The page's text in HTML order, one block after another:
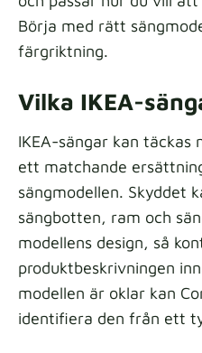
Börja med rätt
färgriktning.
Vilka IKEA-
IKEA-sängar kan
ett matchande
sängmodellen. Skyddet
sängbotten, ram och
modellens design, så
produktbeskrivningen
modellen är oklar kan
identifiera den från ett